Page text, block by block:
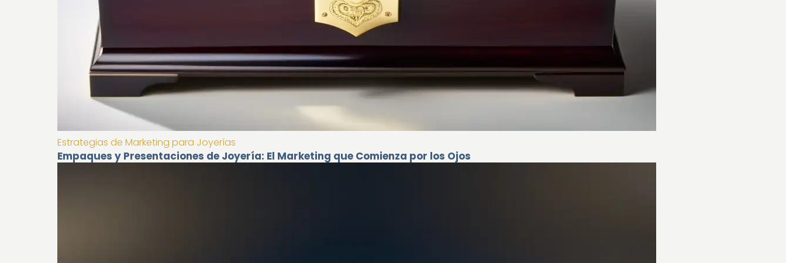
Estrategias de Marketing para Joyerías
Empaques y Presentaciones de Joyería: El Marketing que Comienza por los Ojos